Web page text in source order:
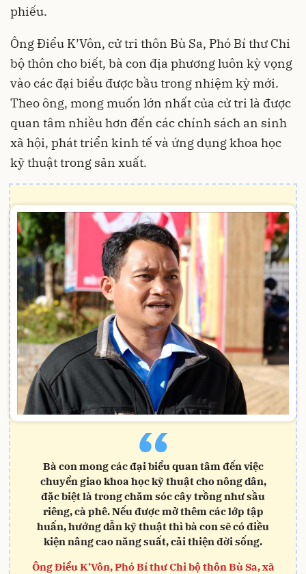
phiếu.
Ông Điểu K’Vôn, cử tri thôn Bù Sa, Phó Bí thư Chi
bộ thôn cho biết, bà con địa phương luôn kỳ vọng
vào các đại biểu được bầu trong nhiệm kỳ mới.
Theo ông, mong muốn lớn nhất của cử tri là được
quan tâm nhiều hơn đến các chính sách an sinh
xã hội, phát triển kinh tế và ứng dụng khoa học
kỹ thuật trong sản xuất.
“
Bà con mong các đại biểu quan tâm đến việc
chuyển giao khoa học kỹ thuật cho nông dân,
đặc biệt là trong chăm sóc cây trồng như sầu
riêng, cà phê. Nếu được mở thêm các lớp tập
huấn, hướng dẫn kỹ thuật thì bà con sẽ có điều
kiện nâng cao năng suất, cải thiện đời sống.
Ông Điểu K’Vôn, Phó Bí thư Chi bộ thôn Bù Sa, xã